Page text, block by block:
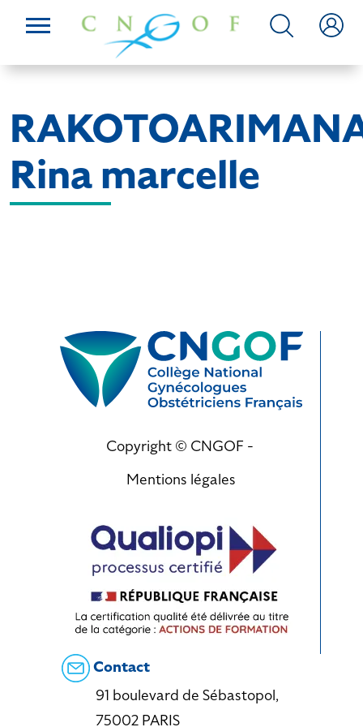
Rina marcelle
Copyright © CNGOF -
Mentions légales
Contact
91 boulevard de Sébastopol,
75002 PARIS